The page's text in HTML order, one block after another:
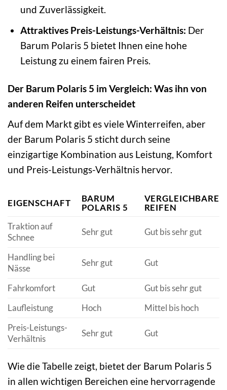
und Zuverlässigkeit.
Attraktives Preis-Leistungs-Verhältnis: Der
Barum Polaris 5 bietet Ihnen eine hohe
Leistung zu einem fairen Preis.
Der Barum Polaris 5 im Vergleich: Was ihn von
anderen Reifen unterscheidet
Auf dem Markt gibt es viele Winterreifen, aber
der Barum Polaris 5 sticht durch seine
einzigartige Kombination aus Leistung, Komfort
und Preis-Leistungs-Verhältnis hervor.
EIGENSCHAFT
BARUM
POLARIS 5
VERGLEICHBARE
REIFEN
Traktion auf
Schnee
Sehr gut Gut bis sehr gut
Handling bei
Nässe
Sehr gut Gut
Fahrkomfort Gut
Gut bis sehr gut
Laufleistung
Hoch
Mittel bis hoch
Preis-Leistungs-
Verhältnis
Sehr gut Gut
Wie die Tabelle zeigt, bietet der Barum Polaris 5
in allen wichtigen Bereichen eine hervorragende